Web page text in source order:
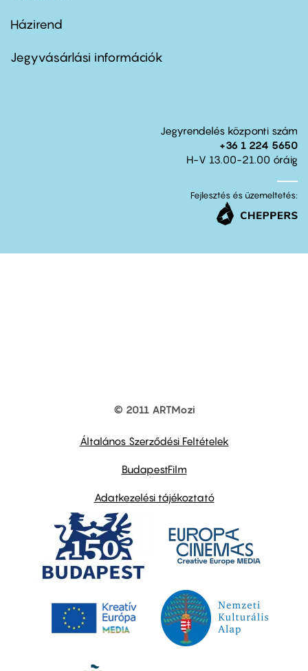
Footer
second
Házirend
Jegyvásárlási információk
Jegyrendelés központi szám
+36 1 224 5650
H-V 13.00-21.00 óráig
Fejlesztés és üzemeltetés:
© 2011 ARTMozi
Általános Szerződési Feltételek
BudapestFilm
Adatkezelési tájékoztató